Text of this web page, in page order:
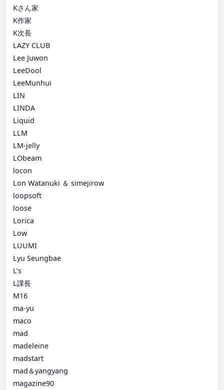
Kさん家
K作家
K次長
LAZY CLUB
Lee Juwon
LeeDool
LeeMunhui
LIN
LINDA
Liquid
LLM
LM-jelly
LObeam
locon
Lon Watanuki ＆ simejirow
loopsoft
loose
Lorica
Low
LUUMI
Lyu Seungbae
L’s
L課長
M16
ma-yu
maco
mad
madeleine
madstart
mad＆yangyang
magazine90